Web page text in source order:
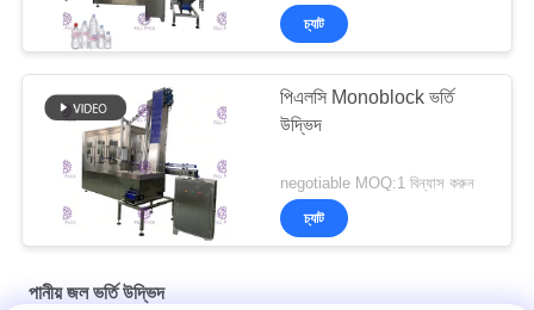
চ্যাট
পিএলসি Monoblock ভর্তি
উদ্ভিদ
negotiable MOQ:1 বিন্যাস করুন
চ্যাট
পানীয় জল ভর্তি উদ্ভিদ